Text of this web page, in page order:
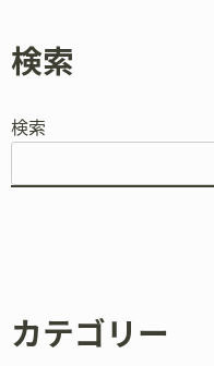
検索
検索
カテゴリー